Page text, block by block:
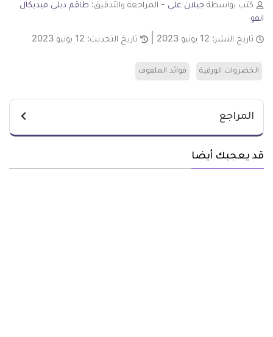
كتب بواسطة جيلان علي - المراجعة والتدقيق: طاقم ديلي ميديكال
انفو
تاريخ النشر: 12 يونيو 2023 تاريخ التحديث: 12 يونيو 2023
الخضروات الورقية فوائد الملفوف
المراجع
قد يعجبك أيضا